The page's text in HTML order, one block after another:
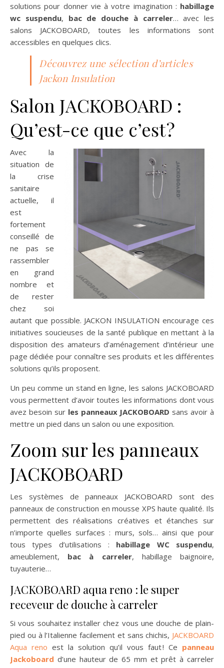
solutions pour donner vie à votre imagination : habillage
wc suspendu, bac de douche à carreler… avec les
salons JACKOBOARD, toutes les informations sont
accessibles en quelques clics.
Découvrez une sélection d’articles
Jackon Insulation
Salon JACKOBOARD :
Qu’est-ce que c’est ?
Avec la
situation de
la crise
sanitaire
actuelle, il
est
fortement
conseillé de
ne pas se
rassembler
en grand
nombre et
de rester
chez soi
autant que possible. JACKON INSULATION encourage ces
initiatives soucieuses de la santé publique en mettant à la
disposition des amateurs d’aménagement d’intérieur une
page dédiée pour connaître ses produits et les différentes
solutions qu’ils proposent.
Un peu comme un stand en ligne, les salons JACKOBOARD
vous permettent d’avoir toutes les informations dont vous
avez besoin sur les panneaux JACKOBOARD sans avoir à
mettre un pied dans un salon ou une exposition.
Zoom sur les panneaux
JACKOBOARD
Les systèmes de panneaux JACKOBOARD sont des
panneaux de construction en mousse XPS haute qualité. Ils
permettent des réalisations créatives et étanches sur
n’importe quelles surfaces : murs, sols… ainsi que pour
tous types d’utilisations : habillage WC suspendu,
ameublement, bac à carreler, habillage baignoire,
tuyauterie…
JACKOBOARD aqua reno : le super
receveur de douche à carreler
Si vous souhaitez installer chez vous une douche de plain-
pied ou à l’Italienne facilement et sans chichis, JACKBOARD
Aqua reno est la solution qu’il vous faut ! Ce panneau
Jackoboard d’une hauteur de 65 mm et prêt à carreler